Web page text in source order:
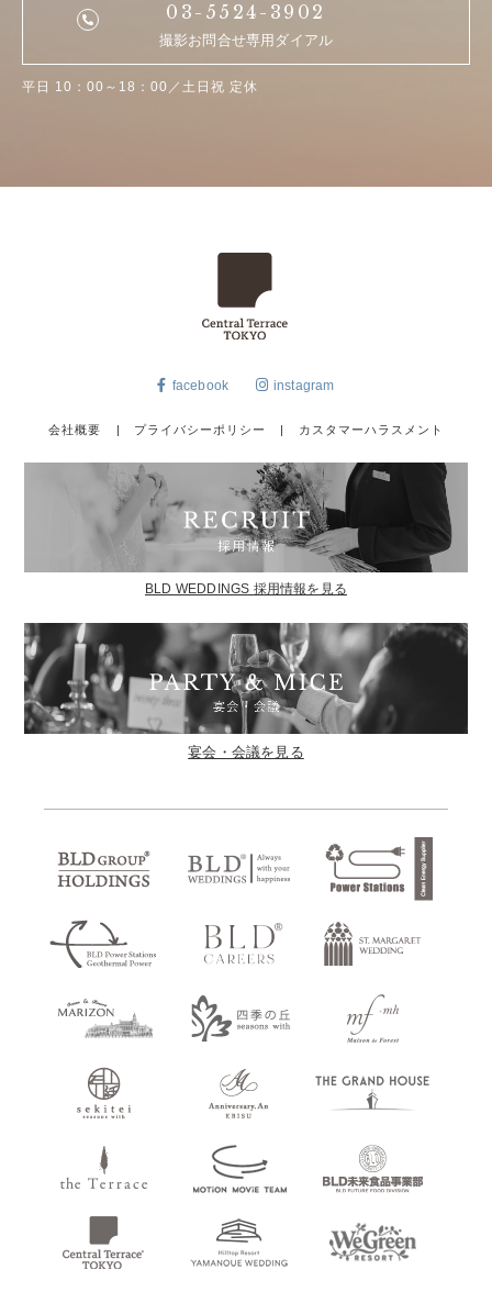
03-5524-3902
撮影お問合せ専用ダイアル
平日 10：00～18：00／土日祝 定休
facebook instagram
会社概要 | プライバシーポリシー | カスタマーハラスメント
BLD WEDDINGS 採用情報を見る
宴会・会議を見る